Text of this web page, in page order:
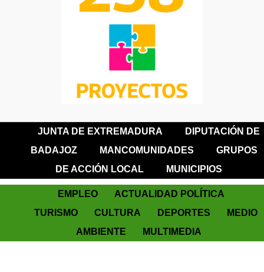
JUNTA DE EXTREMADURA
DIPUTACIÓN DE
BADAJOZ
MANCOMUNIDADES
GRUPOS
DE ACCIÓN LOCAL
MUNICIPIOS
EMPLEO
ACTUALIDAD POLÍTICA
TURISMO
CULTURA DEPORTES
MEDIO
AMBIENTE
MULTIMEDIA